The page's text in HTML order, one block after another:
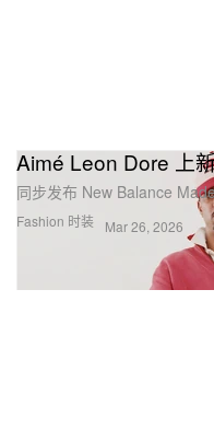
Fashion 时装
Aimé Leon Dore 上
同步发布 New Balance
Mar 26, 2026